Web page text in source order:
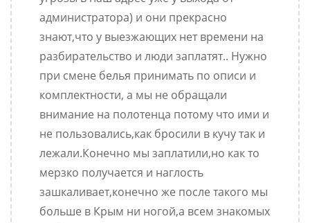
администратора) и они прекрасно
знают,что у выезжающих нет времени на
разбирательство и люди заплатят.. Нужно
при смене белья принимать по описи и
комплектности, а мы не обращали
внимание на полотенца потому что ими и
не пользовались,как бросили в кучу так и
лежали.Конечно мы заплатили,но как то
мерзко получается и наглость
зашкаливает,конечно же после такого мы
больше в Крым ни ногой,а всем знакомых